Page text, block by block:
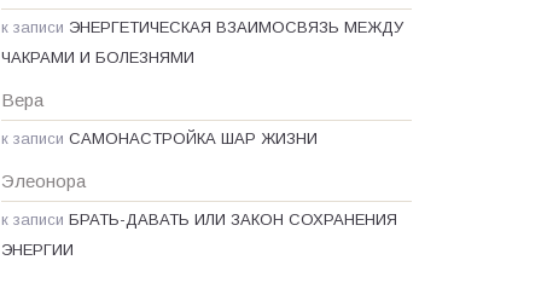
к записи ЭНЕРГЕТИЧЕСКАЯ ВЗАИМОСВЯЗЬ МЕЖДУ
ЧАКРАМИ И БОЛЕЗНЯМИ
Вера
к записи САМОНАСТРОЙКА ШАР ЖИЗНИ
Элеонора
к записи БРАТЬ-ДАВАТЬ ИЛИ ЗАКОН СОХРАНЕНИЯ
ЭНЕРГИИ